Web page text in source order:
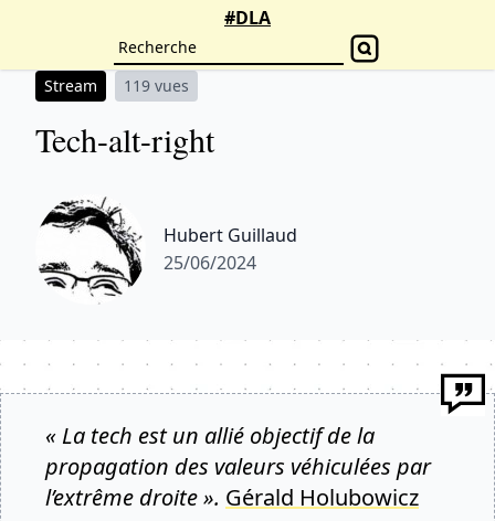
#DLA
Stream 119 vues
Tech-alt-right
Hubert Guillaud
25/06/2024
« La tech est un allié objectif de la
propagation des valeurs véhiculées par
l’extrême droite ». Gérald Holubowicz